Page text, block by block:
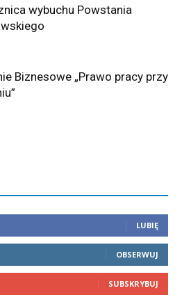
wybuchu Powstania
Biznesowe „Prawo pracy przy
LUBIĘ
OBSERWUJ
SUBSKRYBUJ